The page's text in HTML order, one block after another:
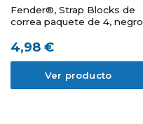
Fender®, Strap Blocks de
correa paquete de 4, negro
4,98 €
Ver producto